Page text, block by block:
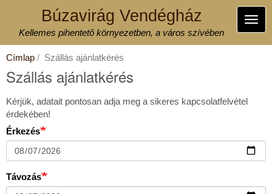
tartalomra
Búzavirág Vendégház
Kellemes pihentető környezetben, a város szívében
Címlap Szállás ajánlatkérés
Szállás ajánlatkérés
Kérjük, adatait pontosan adja meg a sikeres kapcsolatfelvétel
érdekében!
Érkezés
Távozás